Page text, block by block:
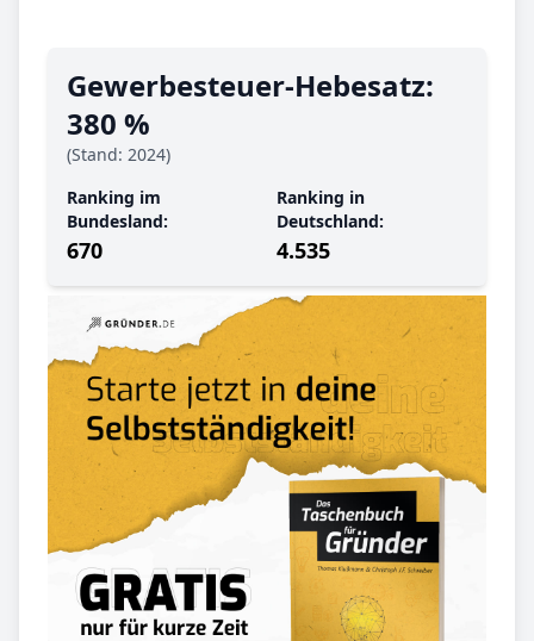
Gewerbe­steuer-Hebe­satz:
380 %
(Stand: 2024)
Ranking im
Bundesland:
670
Ranking in
Deutschland:
4.535